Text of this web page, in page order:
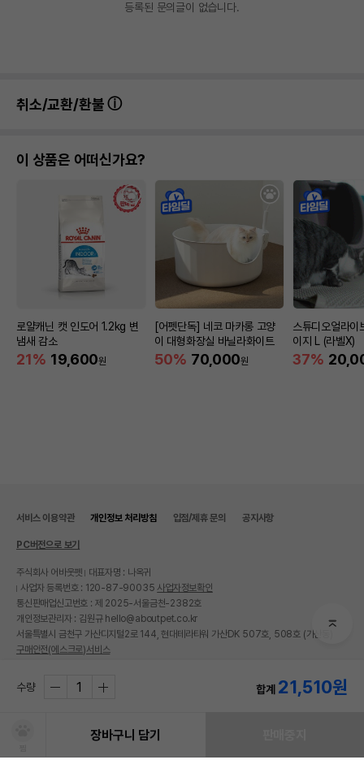
등록된 문의글이 없습니다.
취소/교환/환불
이 상품은 어떠신가요?
로얄캐닌 캣 인도어 1.2kg 변
냄새 감소
21% 19,600원
[어펫단독] 네코 마카롱 고양
이 대형화장실 바닐라화이트
50% 70,000원
스튜디오얼라이
이지 L (라벨X)
37%
수량 합계 21,510원
장바구니 담기
서비스 이용약관 개인정보 처리방침 입점/제휴 문의 공지사항
PC버전으로 보기
주식회사 어바웃펫
대표자명 : 나옥귀
사업자 등록번호 : 120-87-90035 사업자정보확인
통신판매업신고번호 : 제 2025-서울금천-2382호
개인정보관리자 : 김원규 hello@aboutpet.co.kr
서울특별시 금천구 가산디지털2로 144, 현대테라타워 가산DK 507호, 508호 (가산동)
구매안전(에스크로)서비스